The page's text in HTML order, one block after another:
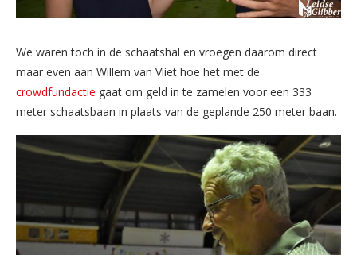
We waren toch in de schaatshal en vroegen daarom direct
maar even aan Willem van Vliet hoe het met de
crowdfundactie gaat om geld in te zamelen voor een 333
meter schaatsbaan in plaats van de geplande 250 meter baan.